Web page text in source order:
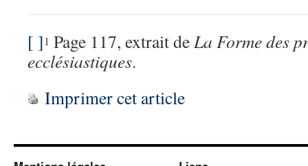
[ ]1 Page 117, extrait deLa Forme des
ecclésiastiques.
Imprimer cet article